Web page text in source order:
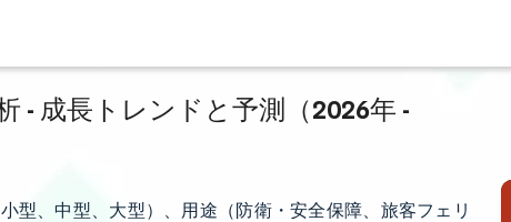
- 成長トレンドと予測（2026年 -
型、中型、大型）、用途（防衛・安全保障、旅客フェリ